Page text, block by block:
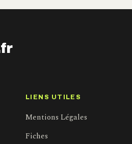
LIENS UTILES
Mentions Légales
Fiches